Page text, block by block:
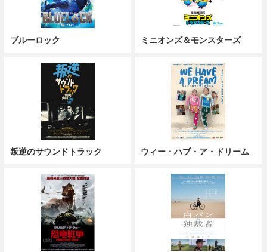
ブルーロック ミニオンズ＆モンスターズ
叛逆のサウンドトラック ウィー・ハブ・ア・ドリーム